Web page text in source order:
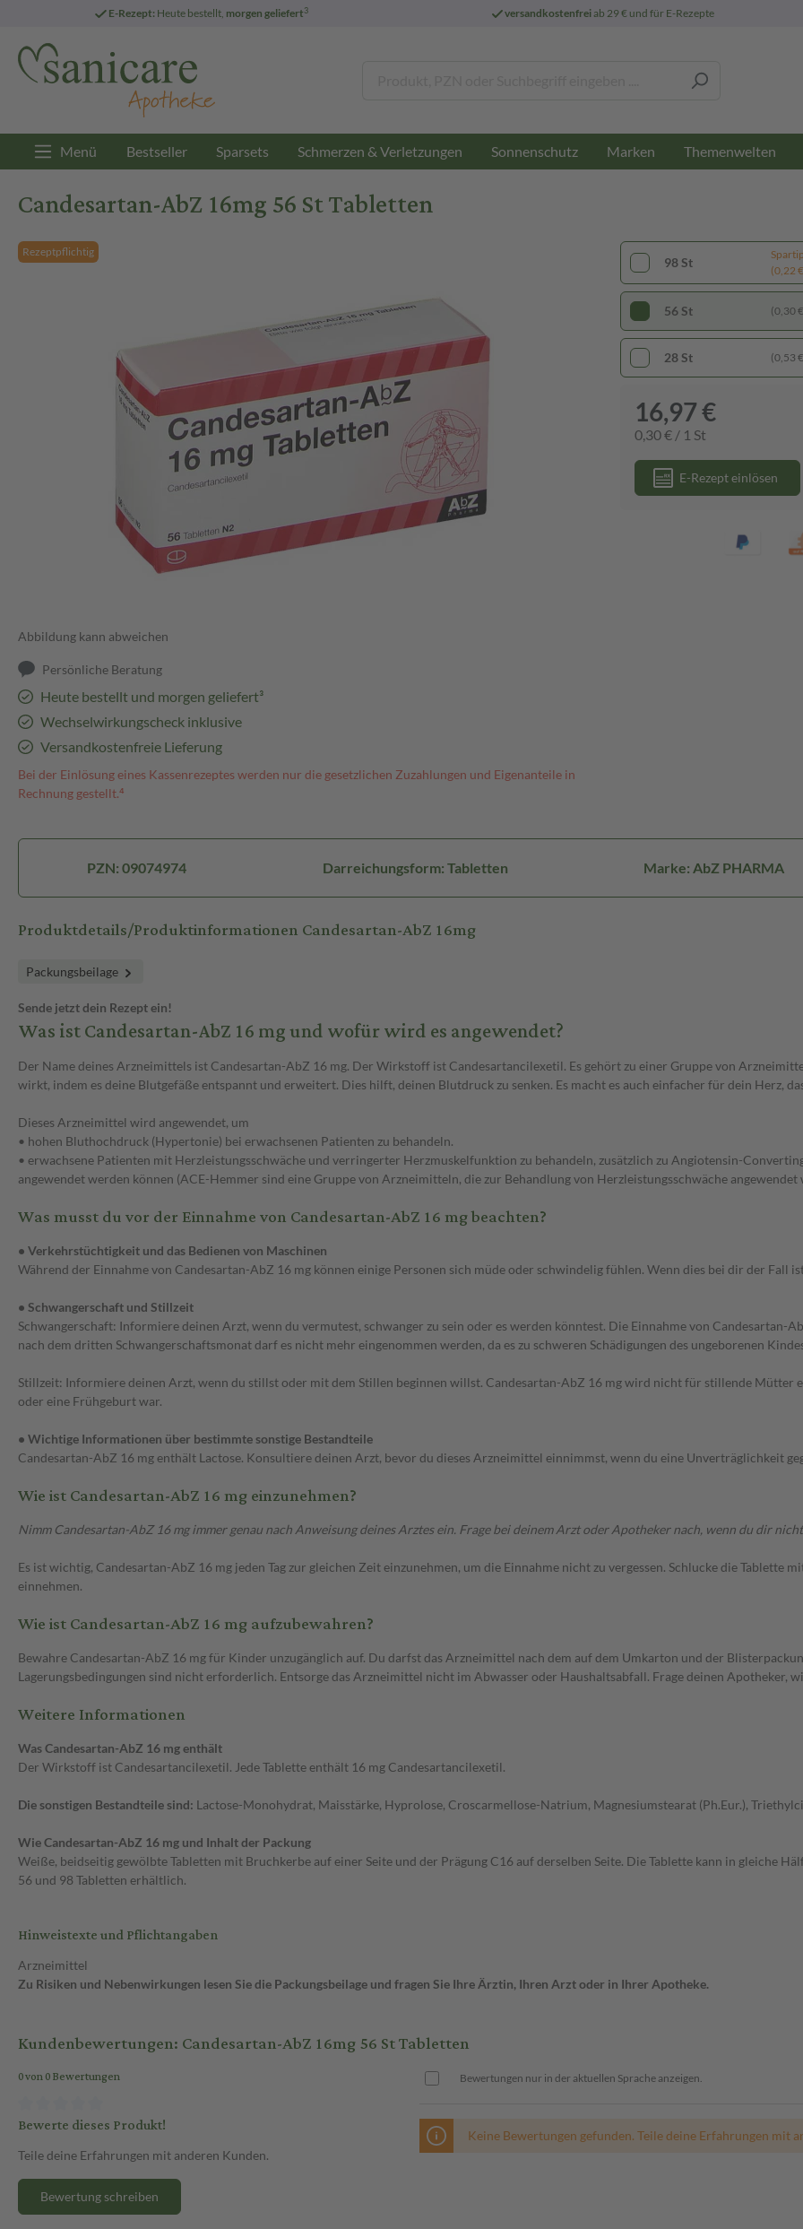
E-Rezept: Heute bestellt, morgen geliefert3 versandkostenfreiab 29 € und für E-Rezepte
Menü Bestseller Sparsets Schmerzen & Verletzungen Sonnenschutz Marken Themenwelten
Candesartan-AbZ 16mg 56 St Tabletten
Rezeptpflichtig
Abbildung kann abweichen
Persönliche Beratung
Heute bestellt und morgen geliefert³
Wechselwirkungscheck inklusive
Versandkostenfreie Lieferung
Bei der Einlösung eines Kassenrezeptes werden nur die gesetzlichen Zuzahlungen und Eigenanteile in
Rechnung gestellt.⁴
98 St
(0,22
56 St (0,30
28 St (0,53
16,97 €
0,30 € / 1 St
E-Rezept einlösen
PZN: 09074974 Darreichungsform: Tabletten Marke: AbZ PHARMA
Produktdetails/Produktinformationen Candesartan-AbZ 16mg
Packungsbeilage
Sende jetzt dein Rezept ein!
Was ist Candesartan-AbZ 16 mg und wofür wird es angewendet?
Der Name deines Arzneimittels ist Candesartan-AbZ 16 mg. Der Wirkstoff ist Candesartancilexetil. Es gehört zu einer Gruppe von
wirkt, indem es deine Blutgefäße entspannt und erweitert. Dies hilft, deinen Blutdruck zu senken. Es macht es auch einfacher für dein Herz,
Dieses Arzneimittel wird angewendet, um
• hohen Bluthochdruck (Hypertonie) bei erwachsenen Patienten zu behandeln.
• erwachsene Patienten mit Herzleistungsschwäche und verringerter Herzmuskelfunktion zu behandeln, zusätzlich zu Angiotensin-
angewendet werden können (ACE-Hemmer sind eine Gruppe von Arzneimitteln, die zur Behandlung von Herzleistungsschwäche angewendet
Was musst du vor der Einnahme von Candesartan-AbZ 16 mg beachten?
• Verkehrstüchtigkeit und das Bedienen von Maschinen
Während der Einnahme von Candesartan-AbZ 16 mg können einige Personen sich müde oder schwindelig fühlen. Wenn dies bei dir der Fall
• Schwangerschaft und Stillzeit
Schwangerschaft: Informiere deinen Arzt, wenn du vermutest, schwanger zu sein oder es werden könntest. Die Einnahme von
nach dem dritten Schwangerschaftsmonat darf es nicht mehr eingenommen werden, da es zu schweren Schädigungen des ungeborenen
Stillzeit: Informiere deinen Arzt, wenn du stillst oder mit dem Stillen beginnen willst. Candesartan-AbZ 16 mg wird nicht für stillende Mütter
oder eine Frühgeburt war.
• Wichtige Informationen über bestimmte sonstige Bestandteile
Candesartan-AbZ 16 mg enthält Lactose. Konsultiere deinen Arzt, bevor du dieses Arzneimittel einnimmst, wenn du eine Unverträglichkeit
Wie ist Candesartan-AbZ 16 mg einzunehmen?
Nimm Candesartan-AbZ 16 mg immer genau nach Anweisung deines Arztes ein. Frage bei deinem Arzt oder Apotheker nach, wenn du dir
Es ist wichtig, Candesartan-AbZ 16 mg jeden Tag zur gleichen Zeit einzunehmen, um die Einnahme nicht zu vergessen. Schlucke die Tablette
einnehmen.
Wie ist Candesartan-AbZ 16 mg aufzubewahren?
Bewahre Candesartan-AbZ 16 mg für Kinder unzugänglich auf. Du darfst das Arzneimittel nach dem auf dem Umkarton und der
Lagerungsbedingungen sind nicht erforderlich. Entsorge das Arzneimittel nicht im Abwasser oder Haushaltsabfall. Frage deinen Apotheker,
Weitere Informationen
Was Candesartan-AbZ 16 mg enthält
Der Wirkstoff ist Candesartancilexetil. Jede Tablette enthält 16 mg Candesartancilexetil.
Die sonstigen Bestandteile sind: Lactose-Monohydrat, Maisstärke, Hyprolose, Croscarmellose-Natrium, Magnesiumstearat (Ph.Eur.),
Wie Candesartan-AbZ 16 mg und Inhalt der Packung
Weiße, beidseitig gewölbte Tabletten mit Bruchkerbe auf einer Seite und der Prägung C16 auf derselben Seite. Die Tablette kann in gleiche
56 und 98 Tabletten erhältlich.
Hinweistexte und Pflichtangaben
Arzneimittel
Zu Risiken und Nebenwirkungen lesen Sie die Packungsbeilage und fragen Sie Ihre Ärztin, Ihren Arzt oder in Ihrer Apotheke.
Kundenbewertungen: Candesartan-AbZ 16mg 56 St Tabletten
0 von 0 Bewertungen
Bewerte dieses Produkt!
Teile deine Erfahrungen mit anderen Kunden.
Bewertung schreiben
Bewertungen nur in der aktuellen Sprache anzeigen.
Keine Bewertungen gefunden. Teile deine Erfahrungen mit